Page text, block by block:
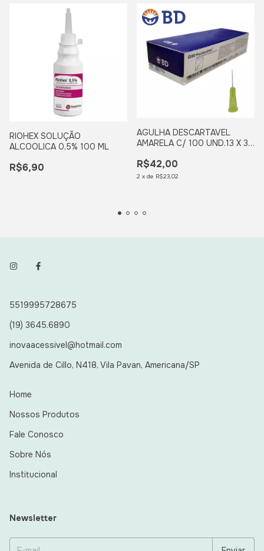
RIOHEX SOLUÇÃO
ALCOOLICA 0,5% 100 ML
R$6,90
AGULHA DESCARTAVEL
AMARELA C/ 100 UND.13 X 3
R$42,00
2 x de R$23,02
5519995728675
(19) 3645.6890
inovaacessivel@hotmail.com
Avenida de Cillo, N418, Vila Pavan, Americana/SP
Home
Nossos Produtos
Fale Conosco
Sobre Nós
Institucional
Newsletter